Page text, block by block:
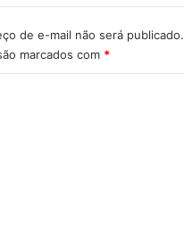
de e-mail não será publicado.
marcados com *